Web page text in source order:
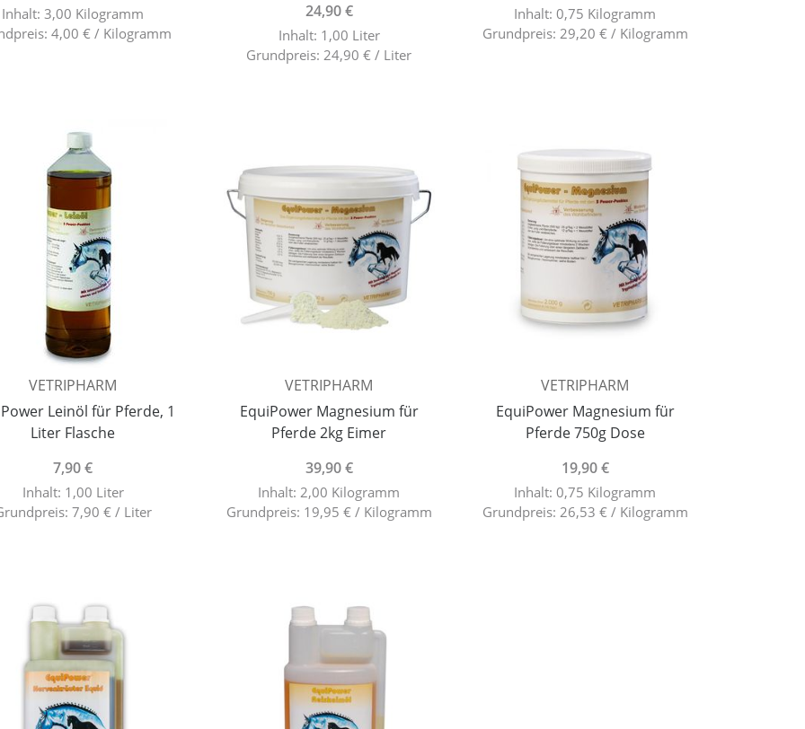
Inhalt: 3,00 Kilogramm
4,00 € / Kilogramm
24,90 €
Inhalt: 1,00 Liter
Grundpreis: 24,90 € / Liter
Inhalt: 0,75 Kilogramm
Grundpreis: 29,20 € / Kilogramm
VETRIPHARM
Leinöl für Pferde, 1
Liter Flasche
7,90 €
Inhalt: 1,00 Liter
7,90 € / Liter
VETRIPHARM
EquiPower Magnesium für
Pferde 2kg Eimer
39,90 €
Inhalt: 2,00 Kilogramm
Grundpreis: 19,95 € / Kilogramm
VETRIPHARM
EquiPower Magnesium für
Pferde 750g Dose
19,90 €
Inhalt: 0,75 Kilogramm
Grundpreis: 26,53 € / Kilogramm